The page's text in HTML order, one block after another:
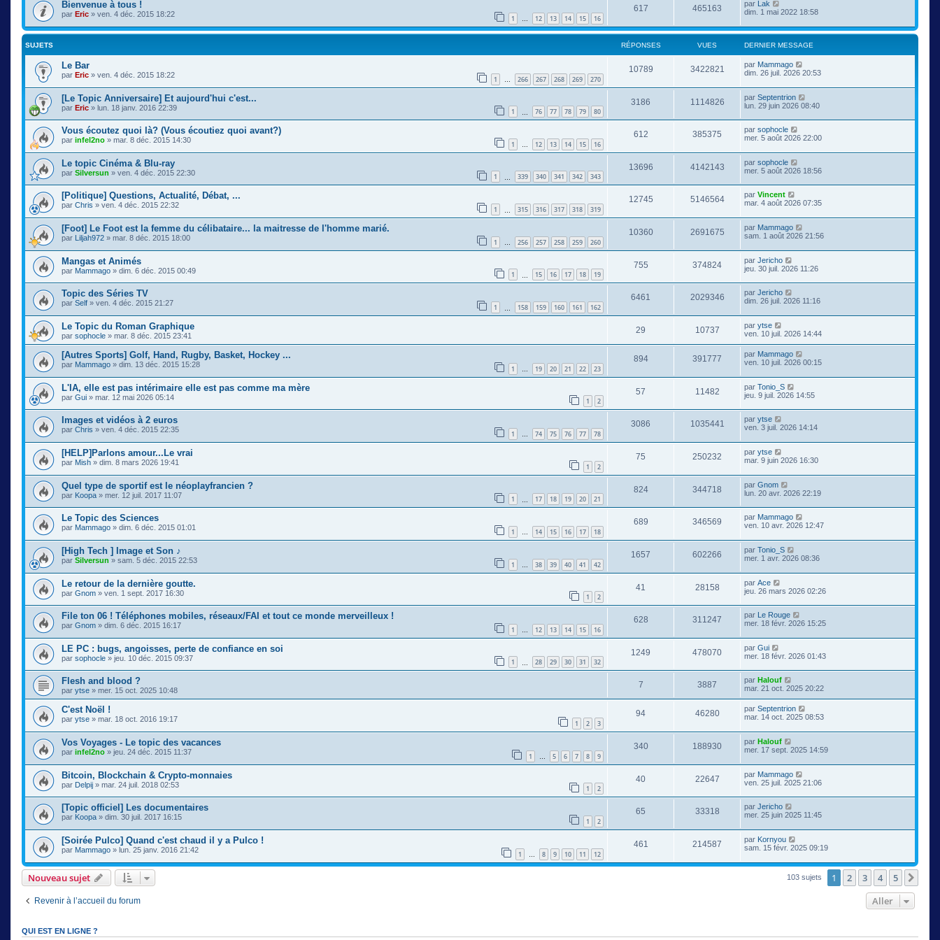
Bienvenue à tous !
par Eric » ven. 4 déc. 2015 18:22 1 … 12 13 14 15 16
617 465163 par
Lak
dim. 1 mai 2022 18:58
SUJETS RÉPONSES VUES DERNIER MESSAGE
Le Bar
par Eric » ven. 4 déc. 2015 18:22 1 … 266 267 268 269 270
10789 3422821 par Mammago
dim. 26 juil. 2026 20:53
[Le Topic Anniversaire] Et aujourd'hui c'est...
par Eric » lun. 18 janv. 2016 22:39 1 76 77 78 79 80
3186 1114826 par Septentrion
lun. 29 juin 2026 08:40
Vous écoutez quoi là? (Vous écoutiez quoi avant?)
par infel2no » mar. 8 déc. 2015 14:30 1 … 12 13 14 15 16
612 385375 par sophocle
mer. 5 août 2026 22:00
Le topic Cinéma & Blu-ray
par Silversun » ven. 4 déc. 2015 22:30 1 339 340 341 342 343
13696 4142143 par sophocle
mer. 5 août 2026 18:56
[Politique] Questions, Actualité, Débat, ...
par Chris » ven. 4 déc. 2015 22:32 1 315 316 317 318 319
12745 5146564 par Vincent
mar. 4 août 2026 07:35
[Foot] Le Foot est la femme du célibataire... la maitresse de l'homme marié.
par Liljah972 » mar. 8 déc. 2015 18:00 1 … 256 257 258 259 260
10360 2691675 par Mammago
sam. 1 août 2026 21:56
Mangas et Animés
par Mammago » dim. 6 déc. 2015 00:49 1 15 16 17 18 19
755 374824 par Jericho
jeu. 30 juil. 2026 11:26
Topic des Séries TV
par Self » ven. 4 déc. 2015 21:27 1 158 159 160 161 162
6461 2029346 par Jericho
dim. 26 juil. 2026 11:16
Le Topic du Roman Graphique
par sophocle » mar. 8 déc. 2015 23:41
29 10737 par ytse
ven. 10 juil. 2026 14:44
[Autres Sports] Golf, Hand, Rugby, Basket, Hockey ...
par Mammago » dim. 13 déc. 2015 15:28 1 … 19 20 21 22 23
894 391777 par Mammago
ven. 10 juil. 2026 00:15
L'IA, elle est pas intérimaire elle est pas comme ma mère
par Gui » mar. 12 mai 2026 05:14 1 2
57 11482 par Tonio_S
jeu. 9 juil. 2026 14:55
Images et vidéos à 2 euros
par Chris » ven. 4 déc. 2015 22:35 1 … 74 75 76 77 78
3086 1035441 par ytse
ven. 3 juil. 2026 14:14
[HELP]Parlons amour...Le vrai
par Mish » dim. 8 mars 2026 19:41 1 2
75 250232 par ytse
mar. 9 juin 2026 16:30
Quel type de sportif est le néoplayfrancien ?
par Koopa » mer. 12 juil. 2017 11:07 1 17 18 19 20 21
824 344718 par Gnom
lun. 20 avr. 2026 22:19
Le Topic des Sciences
par Mammago » dim. 6 déc. 2015 01:01 1 … 14 15 16 17 18
689 346569 par Mammago
ven. 10 avr. 2026 12:47
[High Tech ] Image et Son ♪
par Silversun » sam. 5 déc. 2015 22:53 1 38 39 40 41 42
1657 602266 par Tonio_S
mer. 1 avr. 2026 08:36
Le retour de la dernière goutte.
par Gnom » ven. 1 sept. 2017 16:30 1 2
41 28158 par Ace
jeu. 26 mars 2026 02:26
File ton 06 ! Téléphones mobiles, réseaux/FAI et tout ce monde merveilleux !
par Gnom » dim. 6 déc. 2015 16:17 1 … 12 13 14 15 16
628 311247 par Le Rouge
mer. 18 févr. 2026 15:25
LE PC : bugs, angoisses, perte de confiance en soi
par sophocle » jeu. 10 déc. 2015 09:37 1 28 29 30 31 32
1249 478070 par Gui
mer. 18 févr. 2026 01:43
Flesh and blood ?
par ytse » mer. 15 oct. 2025 10:48
7 3887 par Halouf
mar. 21 oct. 2025 20:22
C'est Noël !
par ytse » mar. 18 oct. 2016 19:17 1 2 3
94 46280 par Septentrion
mar. 14 oct. 2025 08:53
Vos Voyages - Le topic des vacances
par infel2no » jeu. 24 déc. 2015 11:37 1 … 5 6 7 8 9
340 188930 par Halouf
mer. 17 sept. 2025 14:59
Bitcoin, Blockchain & Crypto-monnaies
par Delpij » mar. 24 juil. 2018 02:53 1 2
40 22647 par Mammago
ven. 25 juil. 2025 21:06
[Topic officiel] Les documentaires
par Koopa » dim. 30 juil. 2017 16:15 1 2
65 33318 par Jericho
mer. 25 juin 2025 11:45
[Soirée Pulco] Quand c'est chaud il y a Pulco !
par Mammago » lun. 25 janv. 2016 21:42 1 … 8 9 10 11 12
461 214587 par Kornyou
sam. 15 févr. 2025 09:19
Nouveau sujet 103 sujets 1 2 3 4 5
Revenir à l’accueil du forum Aller
QUI EST EN LIGNE ?